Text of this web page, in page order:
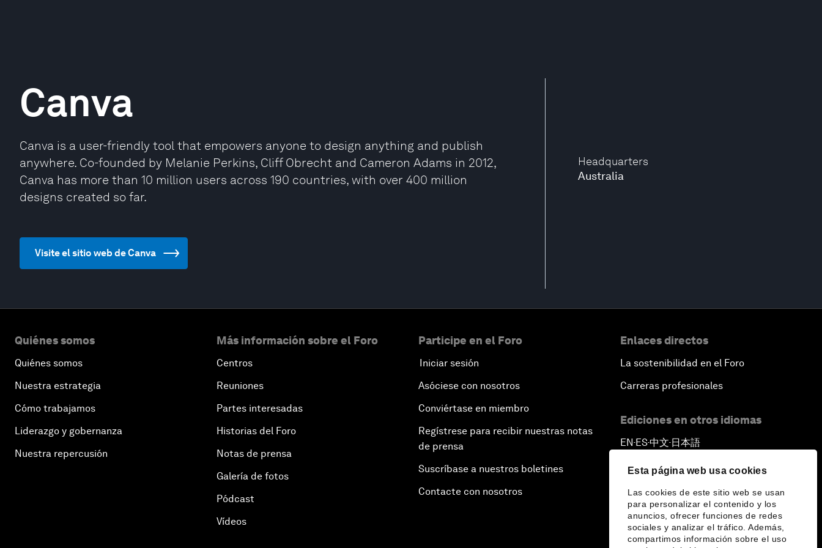
Esta página web usa cookies
Las cookies de este sitio web se usan
para personalizar el contenido y los
anuncios, ofrecer funciones de redes
sociales y analizar el tráfico. Además,
compartimos información sobre el uso
Headquarters
Australia
Canva
Canva is a user-friendly tool that empowers anyone to design anything and publish
anywhere. Co-founded by Melanie Perkins, Cliff Obrecht and Cameron Adams in 2012,
Canva has more than 10 million users across 190 countries, with over 400 million
designs created so far.
Visite el sitio web de Canva
Quiénes somos
Quiénes somos
Nuestra estrategia
Cómo trabajamos
Liderazgo y gobernanza
Nuestra repercusión
Más información sobre el Foro
Centros
Reuniones
Partes interesadas
Historias del Foro
Notas de prensa
Galería de fotos
Pódcast
Vídeos
Participe en el Foro
Iniciar sesión
Asóciese con nosotros
Conviértase en miembro
Regístrese para recibir nuestras notas
de prensa
Suscríbase a nuestros boletines
Contacte con nosotros
Enlaces directos
La sostenibilidad en el Foro
Carreras profesionales
Ediciones en otros idiomas
EN ▪ES▪中文▪ 日本語